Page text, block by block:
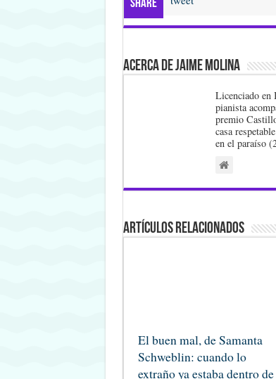
Share
Acerca de Jaime Molina
Licenciado en
pianista
premio
casa
en el paraíso
Artículos Relacionados
El buen mal, de Samanta
Schweblin: cuando lo
extraño ya estaba dentro de